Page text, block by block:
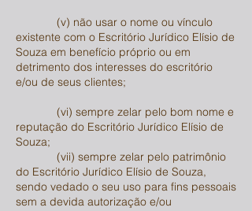
(v) não usar o nome ou vínculo
existente com o Escritório Jurídico Elísio de
Souza em benefício próprio ou em
detrimento dos interesses do escritório
e/ou de seus clientes;
(vi) sempre zelar pelo bom nome e
reputação do Escritório Jurídico Elísio de
Souza;
(vii) sempre zelar pelo patrimônio
do Escritório Jurídico Elísio de Souza,
sendo vedado o seu uso para fins pessoais
sem a devida autorização e/ou